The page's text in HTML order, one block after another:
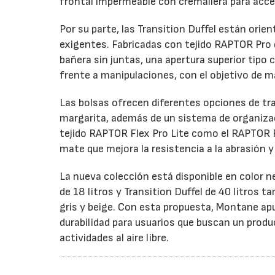
Por su parte, las Transition Duffel están
exigentes. Fabricadas con tejido RAPTOR
bañera sin juntas, una apertura superior tipo
frente a manipulaciones, con el objetivo de
Las bolsas ofrecen diferentes opciones de
margarita, además de un sistema de
tejido RAPTOR Flex Pro Lite como el
mate que mejora la resistencia a la abrasión
La nueva colección está disponible en color
de 18 litros y Transition Duffel de 40 litros
gris y beige. Con esta propuesta, Montane
durabilidad para usuarios que buscan un
actividades al aire libre.